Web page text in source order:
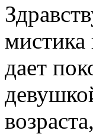
дает